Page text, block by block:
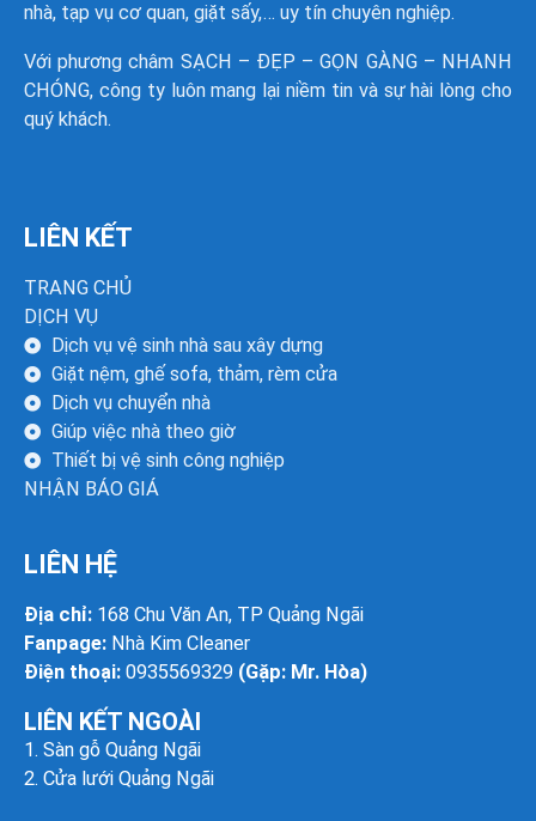
nhà, tạp vụ cơ quan, giặt sấy,… uy tín chuyên nghiệp.
Với phương châm SẠCH – ĐẸP – GỌN GÀNG – NHANH
CHÓNG, công ty luôn mang lại niềm tin và sự hài lòng cho
quý khách.
LIÊN KẾT
TRANG CHỦ
DỊCH VỤ
Dịch vụ vệ sinh nhà sau xây dựng
Giặt nệm, ghế sofa, thảm, rèm cửa
Dịch vụ chuyển nhà
Giúp việc nhà theo giờ
Thiết bị vệ sinh công nghiệp
NHẬN BÁO GIÁ
LIÊN HỆ
Địa chỉ: 168 Chu Văn An, TP Quảng Ngãi
Fanpage: Nhà Kim Cleaner
Điện thoại: 0935569329 (Gặp: Mr. Hòa)
LIÊN KẾT NGOÀI
1. Sàn gỗ Quảng Ngãi
2. Cửa lưới Quảng Ngãi